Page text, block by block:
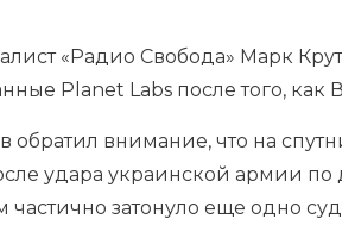
«Радио Свобода» Марк
Planet Labs после того,
обратил внимание, что на
удара украинской армии
частично затонуло еще одно